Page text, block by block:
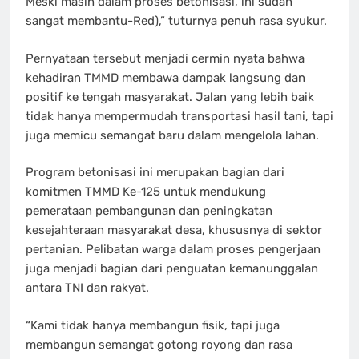
sangat membantu-Red),” tuturnya penuh rasa syukur.
Pernyataan tersebut menjadi cermin nyata bahwa
kehadiran TMMD membawa dampak langsung dan
positif ke tengah masyarakat. Jalan yang lebih baik
tidak hanya mempermudah transportasi hasil tani, tapi
juga memicu semangat baru dalam mengelola lahan.
Program betonisasi ini merupakan bagian dari
komitmen TMMD Ke-125 untuk mendukung
pemerataan pembangunan dan peningkatan
kesejahteraan masyarakat desa, khususnya di sektor
pertanian. Pelibatan warga dalam proses pengerjaan
juga menjadi bagian dari penguatan kemanunggalan
antara TNI dan rakyat.
“Kami tidak hanya membangun fisik, tapi juga
membangun semangat gotong royong dan rasa